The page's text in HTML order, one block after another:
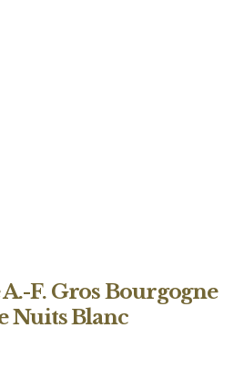
F. Gros Bourgogne
Nuits Blanc